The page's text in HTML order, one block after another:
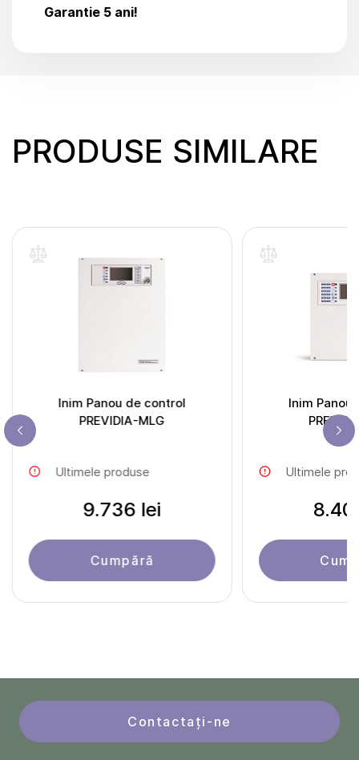
Garantie 5 ani!
PRODUSE SIMILARE
Inim Panou de control
PREVIDIA-MLG
Ultimele produse
9.736 lei
Cumpără
Inim Panou
Ultimele
Contactați-ne